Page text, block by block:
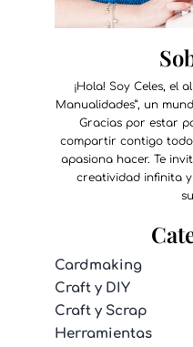
¡Hola! Soy Celes, el
Manualidades”, un
Gracias por estar
compartir contigo
apasiona hacer. Te
creatividad infinita
Cardmaking
Craft y DIY
Craft y Scrap
Herramientas